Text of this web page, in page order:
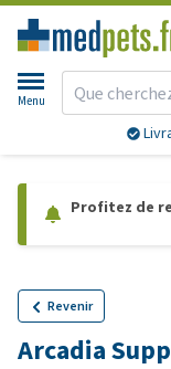
Menu
Profitez de
Revenir
Arcadia